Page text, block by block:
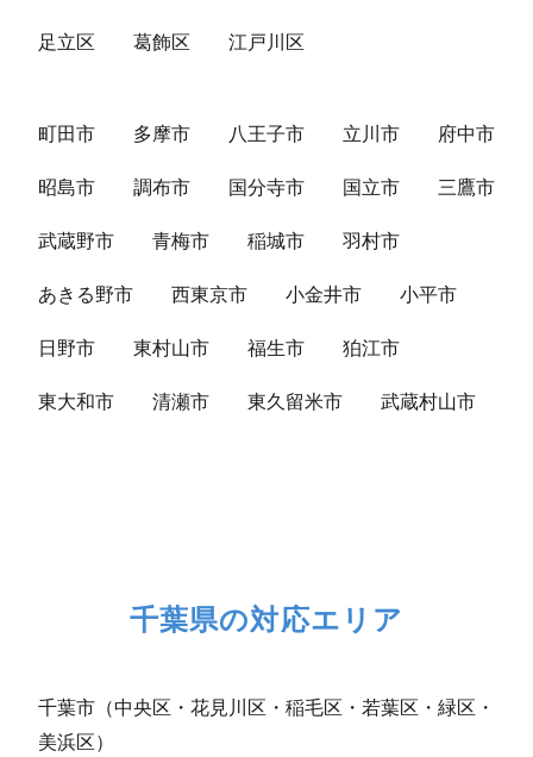
足立区 葛飾区 江戸川区
町田市 多摩市 八王子市 立川市 府中市
昭島市 調布市 国分寺市 国立市 三鷹市
武蔵野市 青梅市 稲城市 羽村市
あきる野市 西東京市 小金井市 小平市
日野市 東村山市 福生市 狛江市
東大和市 清瀬市 東久留米市 武蔵村山市
千葉県の対応エリア
千葉市（中央区・花見川区・稲毛区・若葉区・緑区・
美浜区）